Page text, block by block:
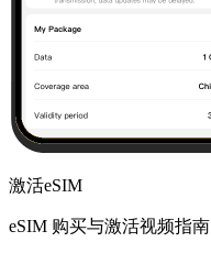
激活eSIM
eSIM 购买与激活视频指南